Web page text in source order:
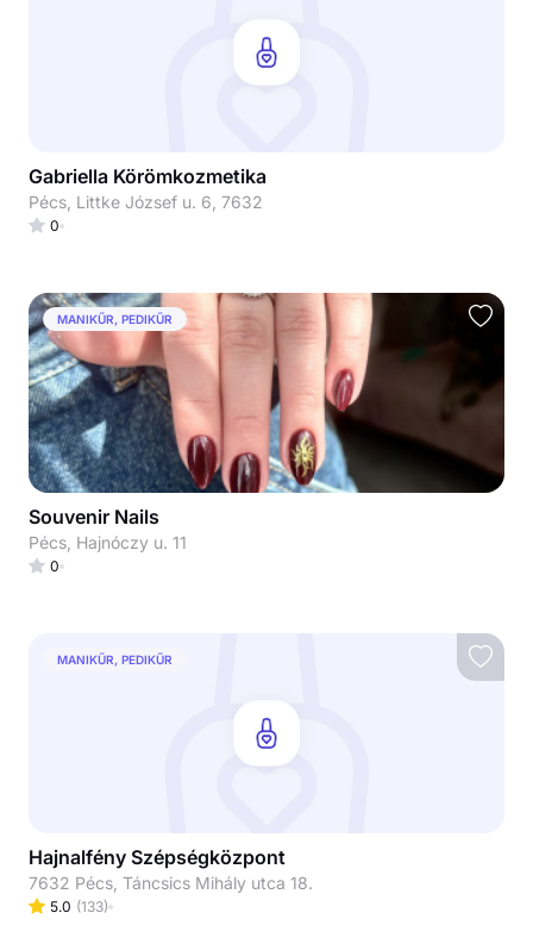
Gabriella Körömkozmetika
Pécs, Littke József u. 6, 7632
0
MANIKŰR, PEDIKŰR
Souvenir Nails
Pécs, Hajnóczy u. 11
0
MANIKŰR, PEDIKŰR
Hajnalfény Szépségközpont
7632 Pécs, Táncsics Mihály utca 18.
5.0 (133)